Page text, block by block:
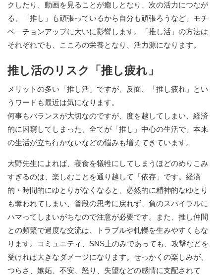
クしたり、動画を見ることが癒しとなり、次の活力につなが
る、「推し」も頑張っているから自分も頑張ろうなど、モチ
ベ―チョンアップに大いに影響します。「推し活」の方法は
それぞれでも、こころの栄養となり、活力源になります。
推し活のリスク「推し疲れ」
メリットの多い「推し活」ですが、反面、「推し疲れ」とい
うワードも最近は気になります。
何事もバランスが大切なのですが、度を越してしまい、経済
的に困窮してしまった、全てが「推し」中心の生活で、本来
の生活が立ち行かないなどの悩みも増えてきています。
大野先生によれば、寝食を犠牲にしてしまうほどのめりこみ
すぎるのは、楽しむことを通り越して「依存」です。経済
的・時間的にゆとりがなくなると、必然的に精神的なゆとり
も奪われてしまい、普段の思考に戻れず、負のスパイラルに
ハマってしまいがちなので注意が必要です。また、推し仲間
との頻繁で過度な交流は、トラブルや軋轢を生みやすくもな
ります。コミュニティ、SNS上のみであっても、攻撃などを
受ければ大きなダメージになります。せっかくの楽しみが、
つらさ、嫉妬、不安、怒り、失望などの感情に支配されて